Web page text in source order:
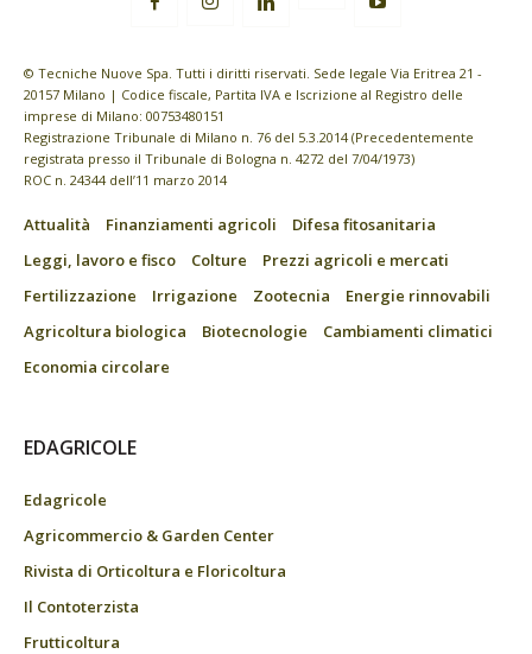
© Tecniche Nuove Spa. Tutti i diritti riservati. Sede legale Via Eritrea 21 -
20157 Milano | Codice fiscale, Partita IVA e Iscrizione al Registro delle
imprese di Milano: 00753480151
Registrazione Tribunale di Milano n. 76 del 5.3.2014 (Precedentemente
registrata presso il Tribunale di Bologna n. 4272 del 7/04/1973)
ROC n. 24344 dell’11 marzo 2014
Attualità Finanziamenti agricoli
Difesa fitosanitaria
Leggi, lavoro e fisco
Colture
Prezzi agricoli e mercati
Fertilizzazione
Irrigazione Zootecnia
Energie rinnovabili
Agricoltura biologica
Biotecnologie
Cambiamenti climatici
Economia circolare
EDAGRICOLE
Edagricole
Agricommercio & Garden Center
Rivista di Orticoltura e Floricoltura
Il Contoterzista
Frutticoltura